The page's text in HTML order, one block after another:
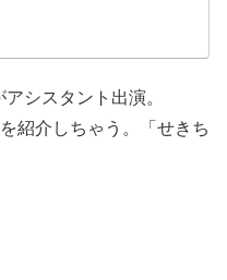
シスタント出演。
紹介しちゃう。「せきち